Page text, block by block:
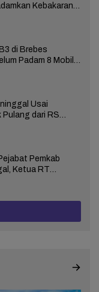
Kebakaran
di Brebes
Padam 8 Mobil
Usai
dari RS
Pemkab
Ketua RT